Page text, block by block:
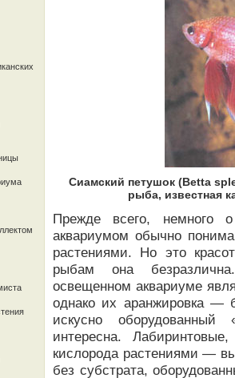
Сиамский петушок (Betta
рыба, известная
Прежде всего, немного
аквариумом обычно
растениями. Но это
рыбам она
освещенном аквариуме
однако их аранжировка —
искусно
интересна.
кислорода растениями —
без субстрата,